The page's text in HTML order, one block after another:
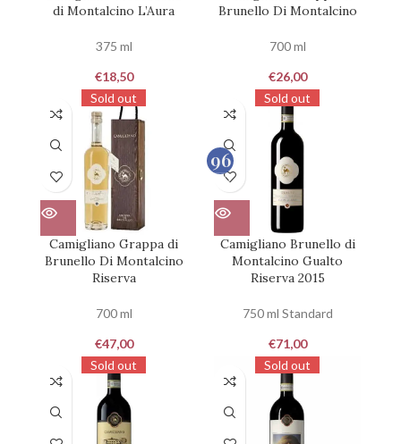
di Montalcino L’Aura
375 ml
€18,50
Brunello Di Montalcino
700 ml
€26,00
Sold out
Camigliano Grappa di
Brunello Di Montalcino
Riserva
700 ml
€47,00
96
100
Sold out
Camigliano Brunello di
Montalcino Gualto
Riserva 2015
750 ml Standard
€71,00
Sold out
Sold out